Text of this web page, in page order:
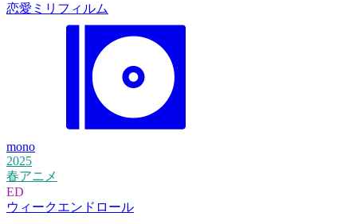
恋愛ミリフィルム
mono
2025
春アニメ
ED
ウィークエンドロール